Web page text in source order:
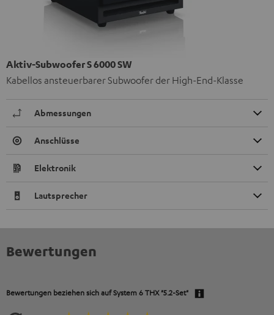
Aktiv-Subwoofer S 6000 SW
Kabellos ansteuerbarer Subwoofer der High-End-Klasse
Abmessungen
Anschlüsse
Elektronik
Lautsprecher
Bewertungen
Bewertungen beziehen sich aufSystem 6 THX "5.2-Set"